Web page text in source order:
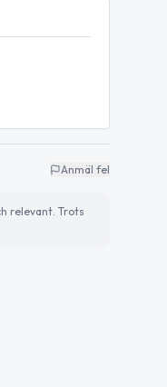
Anmäl fel
relevant. Trots